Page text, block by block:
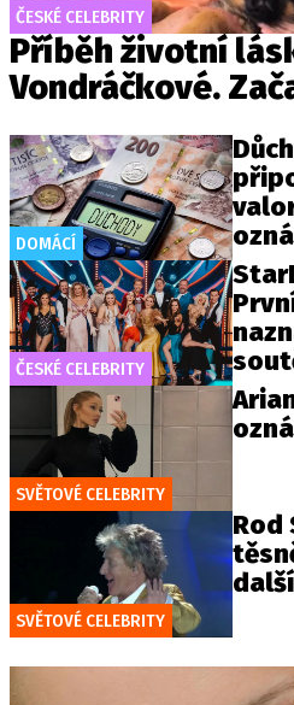
ČESKÉ CELEBRITY
Příběh životní
Vondráčkové.
DOMÁCÍ
ČESKÉ CELEBRITY
SVĚTOVÉ CELEBRITY
SVĚTOVÉ CELEBRITY
Rod